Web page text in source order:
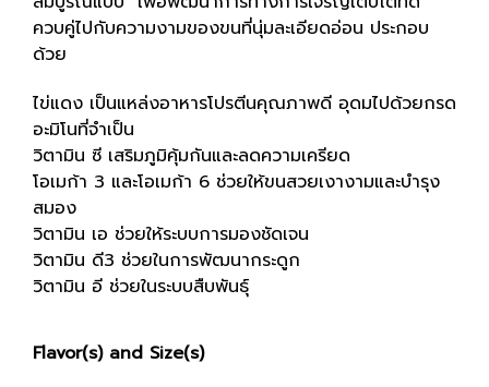
ควบคู่ไปกับความงามของขนที่นุ่มละเอียดอ่อน ประกอบ
ด้วย
ไข่แดง เป็นแหล่งอาหารโปรตีนคุณภาพดี อุดมไปด้วยกรด
อะมิโนที่จำเป็น
วิตามิน ซี เสริมภูมิคุ้มกันและลดความเครียด
โอเมก้า 3 และโอเมก้า 6 ช่วยให้ขนสวยเงางามและบำรุง
สมอง
วิตามิน เอ ช่วยให้ระบบการมองชัดเจน
วิตามิน ดี3 ช่วยในการพัฒนากระดูก
วิตามิน อี ช่วยในระบบสืบพันธุ์
Flavor(s) and Size(s)